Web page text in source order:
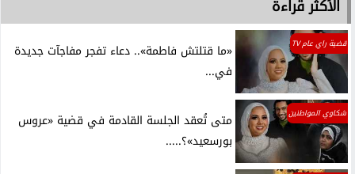
الأكثر قراءة
قضية راي عام TV
«ما قتلتش فاطمة».. دعاء تفجر مفاجآت جديدة
في...
شكاوي المواطنين
متى تُعقد الجلسة القادمة في قضية «عروس
بورسعيد»؟.....